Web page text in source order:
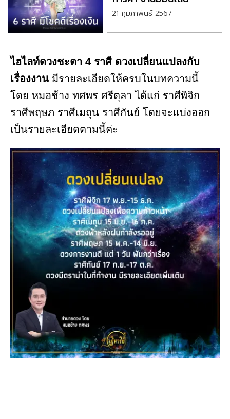
21 กุมภาพันธ์ 2567
ไฮไลท์ดวงชะตา 4 ราศี ดวงเปลี่ยนแปลงกับ
เรื่องงาน มีรายละเอียดให้ครบในบทความนี้
โดย หมอช้าง ทศพร ศรีตุลา ได้แก่ ราศีพิจิก
ราศีพฤษภ ราศีเมถุน ราศีกันย์ โดยจะแบ่งออก
เป็นรายละเอียดตามนี้ค่ะ